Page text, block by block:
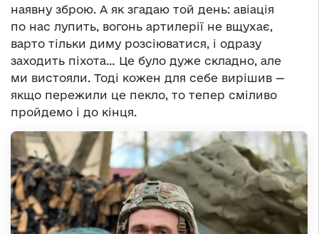
наявну зброю. А як згадаю той день: авіація
по нас лупить, вогонь артилерії не вщухає,
варто тільки диму розсіюватися, і одразу
заходить піхота… Це було дуже складно, але
ми вистояли. Тоді кожен для себе вирішив —
якщо пережили це пекло, то тепер сміливо
пройдемо і до кінця.